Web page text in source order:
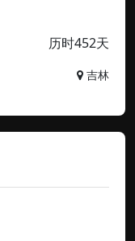
历时452天
吉林